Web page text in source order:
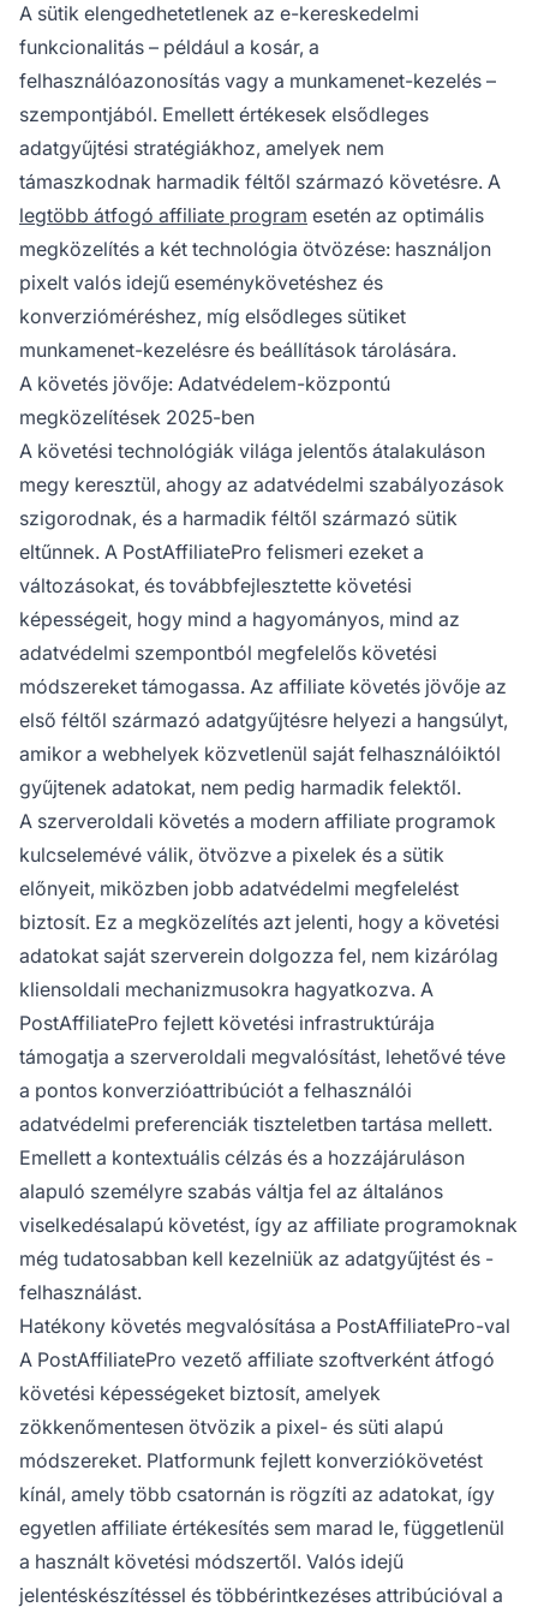
A sütik elengedhetetlenek az e-kereskedelmi
funkcionalitás – például a kosár, a
felhasználóazonosítás vagy a munkamenet-kezelés –
szempontjából. Emellett értékesek elsődleges
adatgyűjtési stratégiákhoz, amelyek nem
támaszkodnak harmadik féltől származó követésre. A
legtöbb átfogó affiliate program esetén az optimális
megközelítés a két technológia ötvözése: használjon
pixelt valós idejű eseménykövetéshez és
konverzióméréshez, míg elsődleges sütiket
munkamenet-kezelésre és beállítások tárolására.
A követés jövője: Adatvédelem-központú
megközelítések 2025-ben
A követési technológiák világa jelentős átalakuláson
megy keresztül, ahogy az adatvédelmi szabályozások
szigorodnak, és a harmadik féltől származó sütik
eltűnnek. A PostAffiliatePro felismeri ezeket a
változásokat, és továbbfejlesztette követési
képességeit, hogy mind a hagyományos, mind az
adatvédelmi szempontból megfelelős követési
módszereket támogassa. Az affiliate követés jövője az
első féltől származó adatgyűjtésre helyezi a hangsúlyt,
amikor a webhelyek közvetlenül saját felhasználóiktól
gyűjtenek adatokat, nem pedig harmadik felektől.
A szerveroldali követés a modern affiliate programok
kulcselemévé válik, ötvözve a pixelek és a sütik
előnyeit, miközben jobb adatvédelmi megfelelést
biztosít. Ez a megközelítés azt jelenti, hogy a követési
adatokat saját szerverein dolgozza fel, nem kizárólag
kliensoldali mechanizmusokra hagyatkozva. A
PostAffiliatePro fejlett követési infrastruktúrája
támogatja a szerveroldali megvalósítást, lehetővé téve
a pontos konverzióattribúciót a felhasználói
adatvédelmi preferenciák tiszteletben tartása mellett.
Emellett a kontextuális célzás és a hozzájáruláson
alapuló személyre szabás váltja fel az általános
viselkedésalapú követést, így az affiliate programoknak
még tudatosabban kell kezelniük az adatgyűjtést és -
felhasználást.
Hatékony követés megvalósítása a PostAffiliatePro-val
A PostAffiliatePro vezető affiliate szoftverként átfogó
követési képességeket biztosít, amelyek
zökkenőmentesen ötvözik a pixel- és süti alapú
módszereket. Platformunk fejlett konverziókövetést
kínál, amely több csatornán is rögzíti az adatokat, így
egyetlen affiliate értékesítés sem marad le, függetlenül
a használt követési módszertől. Valós idejű
jelentéskészítéssel és többérintkezéses attribúcióval a